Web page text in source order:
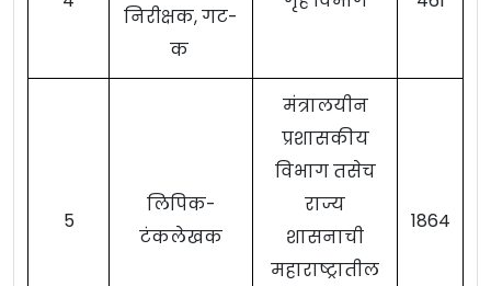
निरीक्षक, गट-
क
5
लिपिक-
टंकलेखक
मंत्रालयीन
प्रशासकीय
विभाग तसेच
राज्य
शासनाची
महाराष्ट्रातील
1864